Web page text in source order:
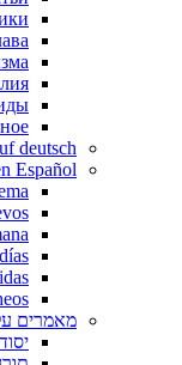
deutsch
Español
מאמרים